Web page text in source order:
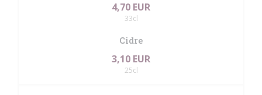
4,70 EUR
33cl
Cidre
3,10 EUR
25cl